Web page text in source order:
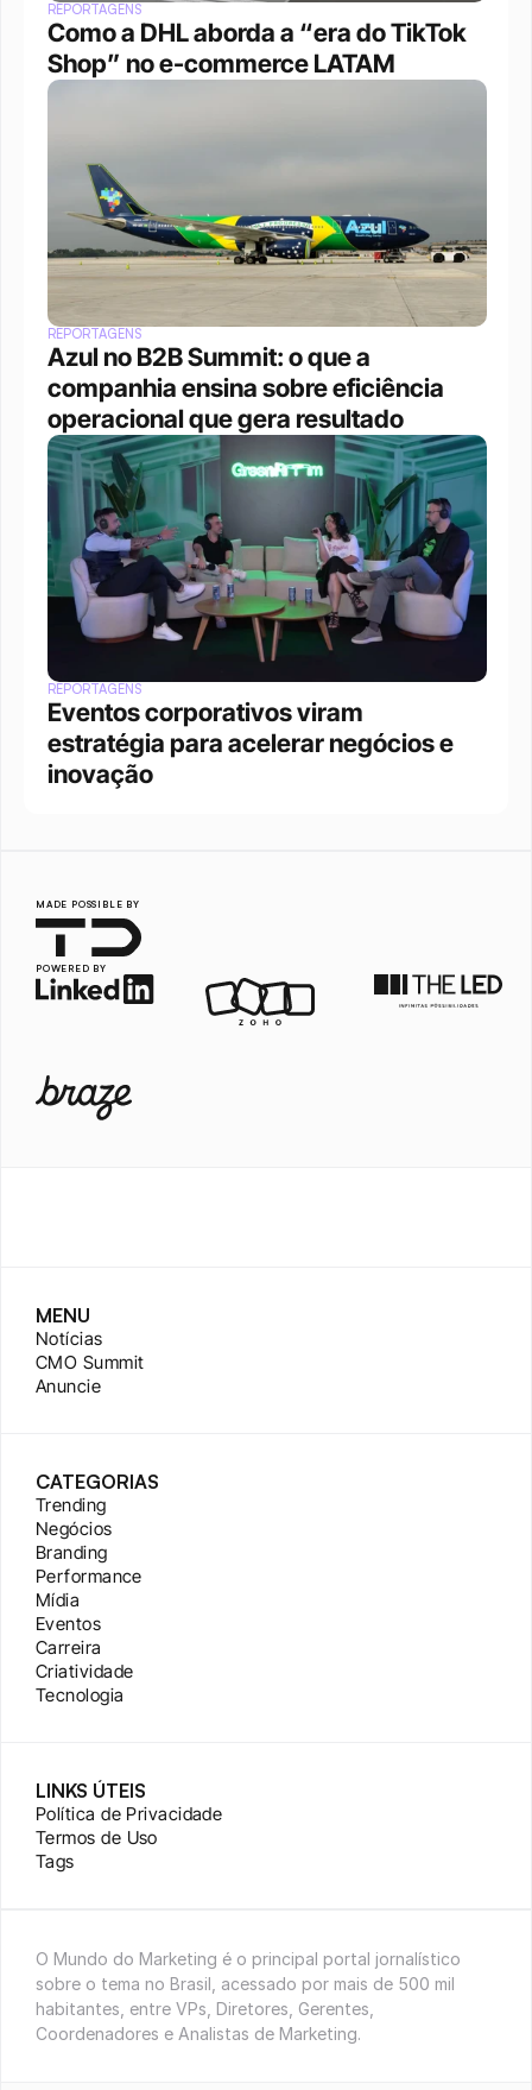
REPORTAGENS
Como a DHL aborda a “era do TikTok
Shop” no e-commerce LATAM
REPORTAGENS
Azul no B2B Summit: o que a
companhia ensina sobre eficiência
operacional que gera resultado
REPORTAGENS
Eventos corporativos viram
estratégia para acelerar negócios e
inovação
MADE POSSIBLE BY
POWERED BY
MENU
Notícias
CMO Summit
Anuncie
CATEGORIAS
Trending
Negócios
Branding
Performance
Mídia
Eventos
Carreira
Criatividade
Tecnologia
LINKS ÚTEIS
Política de Privacidade
Termos de Uso
Tags
O Mundo do Marketing é o principal portal jornalístico
sobre o tema no Brasil, acessado por mais de 500 mil
habitantes, entre VPs, Diretores, Gerentes,
Coordenadores e Analistas de Marketing.